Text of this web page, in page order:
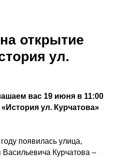
открытие
ул.
вас 19 июня в 11:00
ул. Курчатова»
появилась улица,
Васильевича Курчатова –